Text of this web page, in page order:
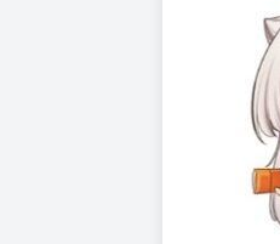
★新感覺溫
新年度到來♪
新入學的學
身為前輩得
新成員加入